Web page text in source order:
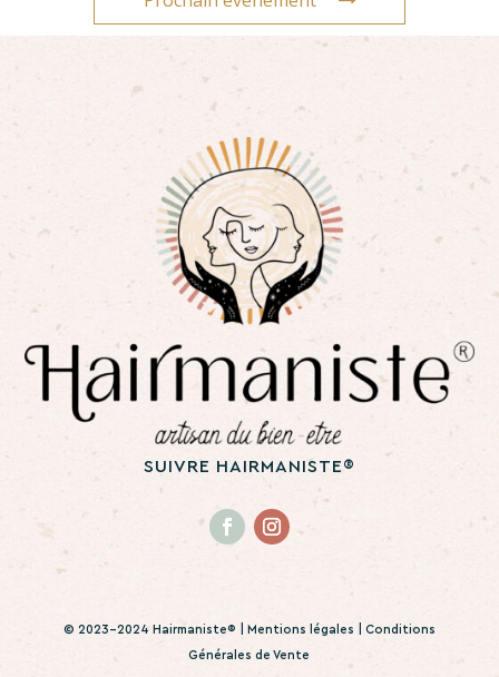
SUIVRE HAIRMANISTE®
© 2023-2024 Hairmaniste® | Mentions légales Conditions
Générales de Vente